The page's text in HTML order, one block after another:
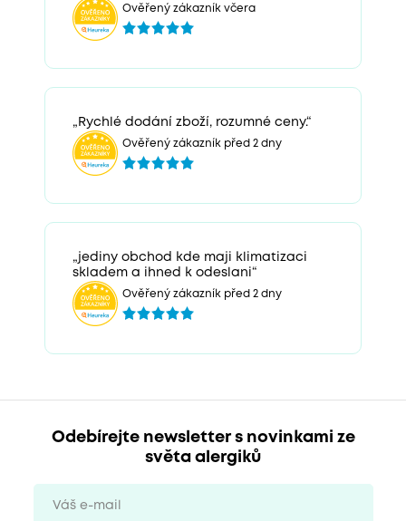
Ověřený zákazník včera
„Rychlé dodání zboží, rozumné ceny.“
Ověřený zákazník před 2 dny
„jediny obchod kde maji klimatizaci
skladem a ihned k odeslani“
Ověřený zákazník před 2 dny
Odebírejte newsletter s novinkami ze
světa alergiků